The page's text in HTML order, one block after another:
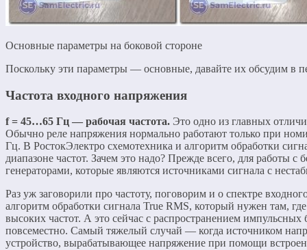
Основные параметры на боковой стороне
Поскольку эти параметры — основные, давайте их обсудим в
Частота входного напряжения
f = 45…65 Гц — рабочая частота. Это одно из главных
Обычно реле напряжения нормально работают только при
Гц. В РостокЭлектро схемотехника и алгоритм обработки
диапазоне частот. Зачем это надо? Прежде всего, для работы
генераторами, которые являются источниками сигнала с
Раз уж заговорили про частоту, поговорим и о спектре
алгоритм обработки сигнала True RMS, который нужен там,
высоких частот. А это сейчас с распространением импульсных
повсеместно. Самый тяжелый случай — когда источником
устройство, вырабатывающее напряжение при помощи